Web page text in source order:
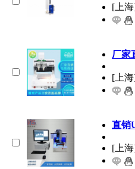
[上
厂家
[上
直销
[上